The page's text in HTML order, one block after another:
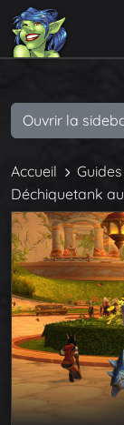
Accueil
Déchiquetank
Ouvrir la